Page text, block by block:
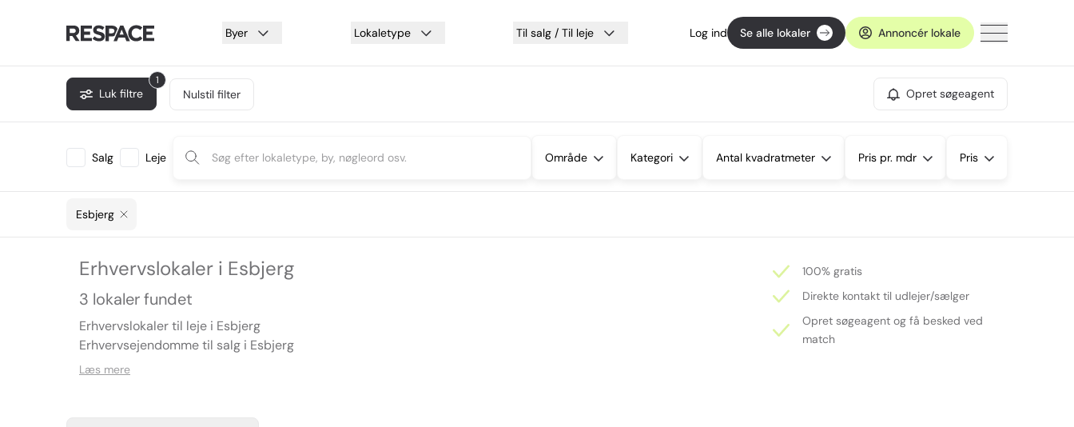
Byer Lokaletype Til salg / Til leje Log ind Se alle lokaler Annoncér lokale
1
Luk filtre Nulstil filter Opret søgeagent
Salg Leje Område Kategori Antal kvadratmeter Pris pr. mdr Pris
Esbjerg
Erhvervslokaler i Esbjerg
3 lokaler fundet
Erhvervslokaler til leje i Esbjerg
Erhvervsejendomme til salg i Esbjerg
Læs mere
100% gratis
Direkte kontakt til udlejer/sælger
Opret søgeagent og få besked ved
match